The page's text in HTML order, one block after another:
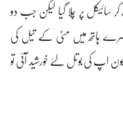
سائیکل پر چلا گیا لیکن جب دو
ہاتھ میں مٹی کے تیل کی
کی بوتل لئے خورشید آئی تو